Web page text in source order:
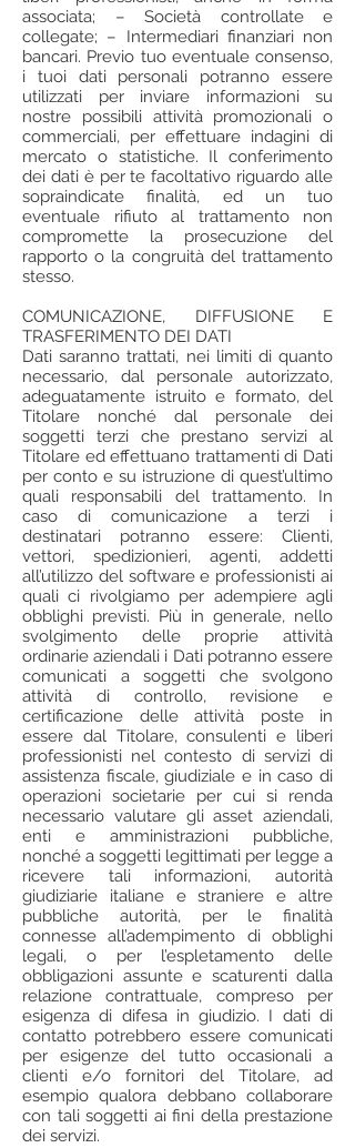
associata; – Società controllate e
collegate; – Intermediari finanziari non
bancari. Previo tuo eventuale consenso,
i tuoi dati personali potranno essere
utilizzati per inviare informazioni su
nostre possibili attività promozionali o
commerciali, per effettuare indagini di
mercato o statistiche. Il conferimento
dei dati è per te facoltativo riguardo alle
sopraindicate finalità, ed un tuo
eventuale rifiuto al trattamento non
compromette la prosecuzione del
rapporto o la congruità del trattamento
stesso.
COMUNICAZIONE, DIFFUSIONE E
TRASFERIMENTO DEI DATI
Dati saranno trattati, nei limiti di quanto
necessario, dal personale autorizzato,
adeguatamente istruito e formato, del
Titolare nonché dal personale dei
soggetti terzi che prestano servizi al
Titolare ed effettuano trattamenti di Dati
per conto e su istruzione di quest’ultimo
quali responsabili del trattamento. In
caso di comunicazione a terzi i
destinatari potranno essere: Clienti,
vettori, spedizionieri, agenti, addetti
all’utilizzo del software e professionisti ai
quali ci rivolgiamo per adempiere agli
obblighi previsti. Più in generale, nello
svolgimento delle proprie attività
ordinarie aziendali i Dati potranno essere
comunicati a soggetti che svolgono
attività di controllo, revisione e
certificazione delle attività poste in
essere dal Titolare, consulenti e liberi
professionisti nel contesto di servizi di
assistenza fiscale, giudiziale e in caso di
operazioni societarie per cui si renda
necessario valutare gli asset aziendali,
enti e amministrazioni pubbliche,
nonché a soggetti legittimati per legge a
ricevere tali informazioni, autorità
giudiziarie italiane e straniere e altre
pubbliche autorità, per le finalità
connesse all’adempimento di obblighi
legali, o per l’espletamento delle
obbligazioni assunte e scaturenti dalla
relazione contrattuale, compreso per
esigenza di difesa in giudizio. I dati di
contatto potrebbero essere comunicati
per esigenze del tutto occasionali a
clienti e/o fornitori del Titolare, ad
esempio qualora debbano collaborare
con tali soggetti ai fini della prestazione
dei servizi.